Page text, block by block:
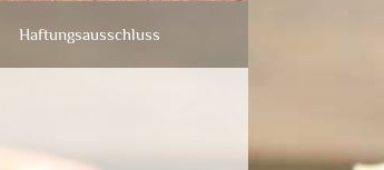
Haftungsausschluss